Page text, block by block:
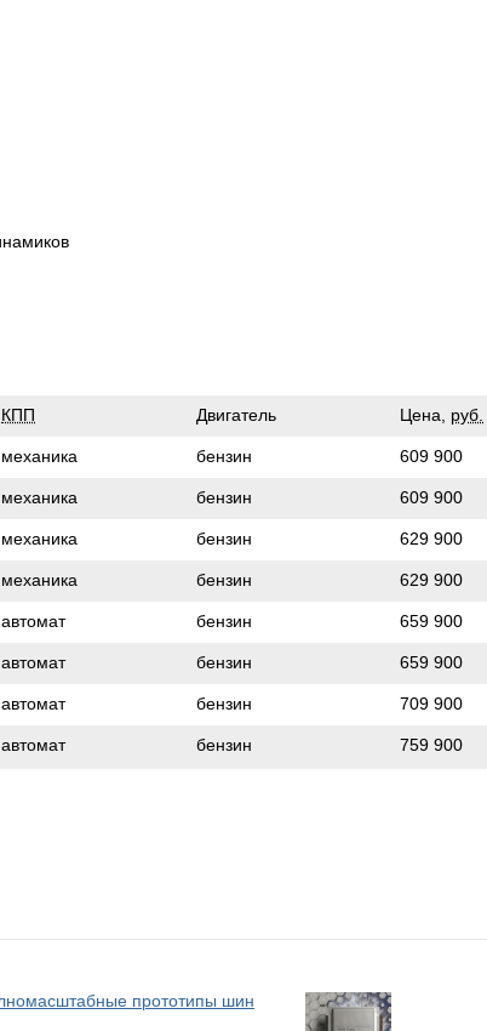
КПП Двигатель Цена, руб.
механика бензин 609 900
механика бензин 609 900
механика бензин 629 900
механика бензин 629 900
автомат бензин 659 900
автомат бензин 659 900
автомат бензин 709 900
автомат бензин 759 900
прототипы шин